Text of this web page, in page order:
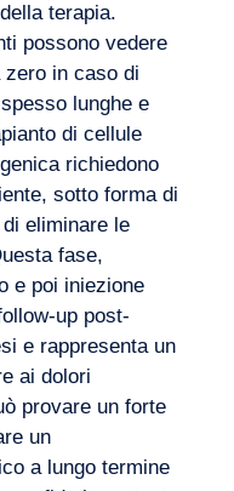
terapia.
possono vedere
in caso di
lunghe e
di cellule
richiedono
sotto forma di
eliminare le
fase,
e poi iniezione
up post-
e rappresenta un
ai dolori
provare un forte
un
a lungo termine